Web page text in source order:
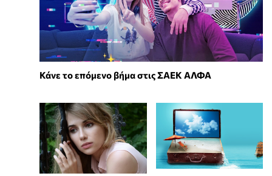
Κάνε το επόμενο βήμα στις ΣΑΕΚ ΑΛΦΑ